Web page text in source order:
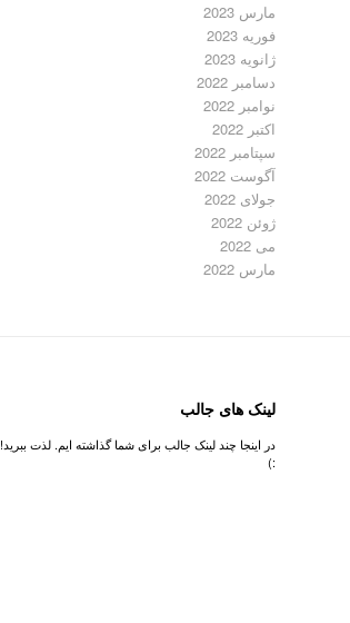
مارس 2023
فوریه 2023
ژانویه 2023
دسامبر 2022
نوامبر 2022
اکتبر 2022
سپتامبر 2022
آگوست 2022
جولای 2022
ژوئن 2022
می 2022
مارس 2022
لینک های جالب
در اینجا چند لینک جالب برای شما گذاشته ایم. لذت ببرید!
:)